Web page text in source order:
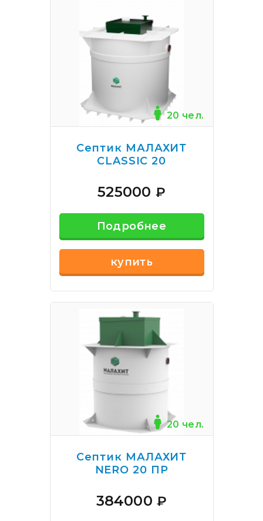
20 чел.
Септик МАЛАХИТ
CLASSIC 20
525000 ₽
Подробнее
купить
20 чел.
Септик МАЛАХИТ
NERO 20 ПР
384000₽